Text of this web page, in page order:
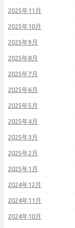
2025年11月
2025年10月
2025年9月
2025年8月
2025年7月
2025年6月
2025年5月
2025年4月
2025年3月
2025年2月
2025年1月
2024年12月
2024年11月
2024年10月